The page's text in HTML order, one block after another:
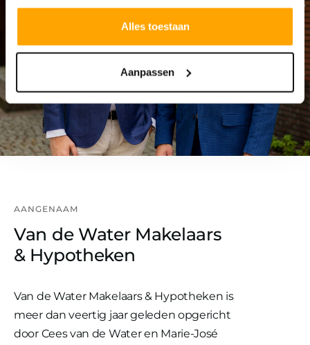
Alles toestaan
Aanpassen
AANGENAAM
Van de Water Makelaars
& Hypotheken
Van de Water Makelaars & Hypotheken is
meer dan veertig jaar geleden opgericht
door Cees van de Water en Marie-José